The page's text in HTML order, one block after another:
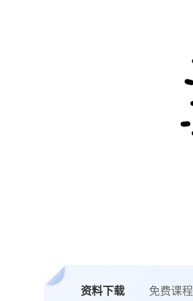
资料下载 免费课程